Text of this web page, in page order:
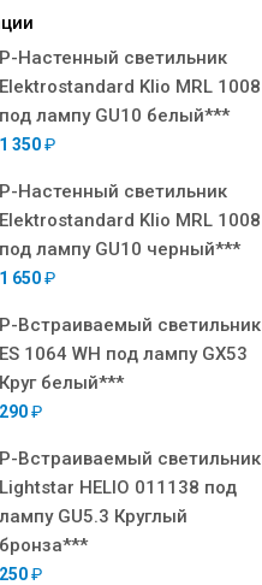
Р-Настенный светильник
Elektrostandard Klio MRL 1008
под лампу GU10 белый***
1 350₽
Р-Настенный светильник
Elektrostandard Klio MRL 1008
под лампу GU10 черный***
1 650₽
Р-Встраиваемый светильник
ES 1064 WH под лампу GX53
Круг белый***
290₽
Р-Встраиваемый светильник
Lightstar HELIO 011138 под
лампу GU5.3 Круглый
бронза***
250₽